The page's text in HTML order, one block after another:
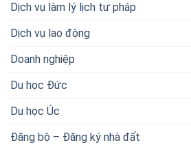
Dịch vụ làm lý lịch tư pháp
Dịch vụ lao động
Doanh nghiệp
Du học Đức
Du học Úc
Đăng bộ – Đăng ký nhà đất